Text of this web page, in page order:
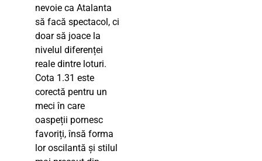
nevoie ca Atalanta
să facă spectacol, ci
doar să joace la
nivelul diferenței
reale dintre loturi.
Cota 1.31 este
corectă pentru un
meci în care
oaspeții pornesc
favoriți, însă forma
lor oscilantă și stilul